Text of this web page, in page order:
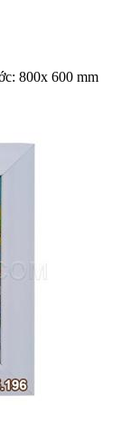
800x 600 mm